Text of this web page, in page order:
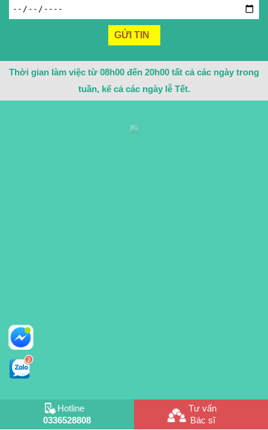
Thời gian làm việc từ 08h00 đến 20h00 tất cả các ngày trong
tuần, kể cả các ngày lễ Tết.
Hotline
0336528808
Tư vấn
Bác sĩ